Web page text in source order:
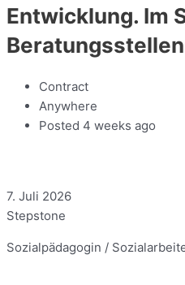
Entwicklung. Im
Contract
Anywhere
Posted 4 weeks ago
7. Juli 2026
Stepstone
Sozialpädagogin /